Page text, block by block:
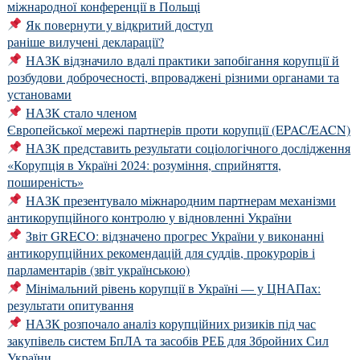
міжнародної конференції в Польщі
Як повернути у відкритий доступ
раніше вилучені декларації?
НАЗК відзначило вдалі практики запобігання корупції й
розбудови доброчесності, впроваджені різними органами та
установами
НАЗК стало членом
Європейської мережі партнерів проти корупції (EPAC/EACN)
НАЗК представить результати соціологічного дослідження
«Корупція в Україні 2024: розуміння, сприйняття,
поширеність»
НАЗК презентувало міжнародним партнерам механізми
антикорупційного контролю у відновленні України
Звіт GRECO: відзначено прогрес України у виконанні
антикорупційних рекомендацій для суддів, прокурорів і
парламентарів (звіт українською)
Мінімальний рівень корупції в Україні — у ЦНАПах:
результати опитування
НАЗК розпочало аналіз корупційних ризиків під час
закупівель систем БпЛА та засобів РЕБ для Збройних Сил